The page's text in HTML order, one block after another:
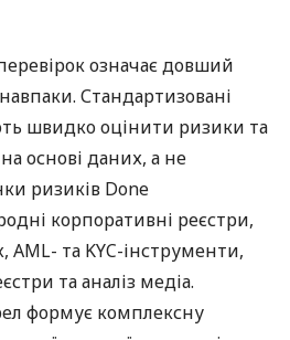
означає довший
Стандартизовані
швидко оцінити ризики та
основі даних, а не
ризиків Done
корпоративні реєстри,
AML- та KYC-інструменти,
та аналіз медіа.
формує комплексну